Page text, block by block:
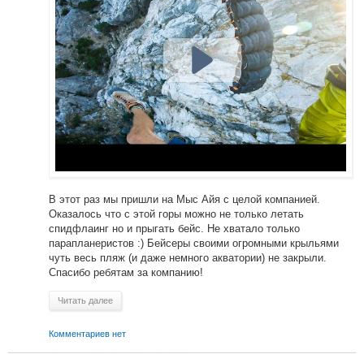
В этот раз мы пришли на Мыс Айя с целой компанией.
Оказалось что с этой горы можно не только летать
спидфлаинг но и прыгать бейс. Не хватало только
парапланеристов :) Бейсеры своими огромными крыльями
чуть весь пляж (и даже немного акватории) не закрыли.
Спасибо ребятам за компанию!
Читать далее
Комментариев нет